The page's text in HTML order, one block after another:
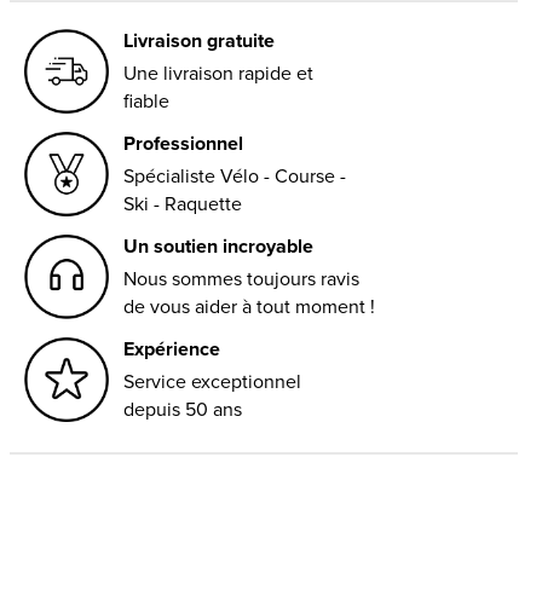
Livraison gratuite
Une livraison rapide et
fiable
Professionnel
Spécialiste Vélo - Course -
Ski - Raquette
Un soutien incroyable
Nous sommes toujours ravis
de vous aider à tout moment !
Expérience
Service exceptionnel
depuis 50 ans